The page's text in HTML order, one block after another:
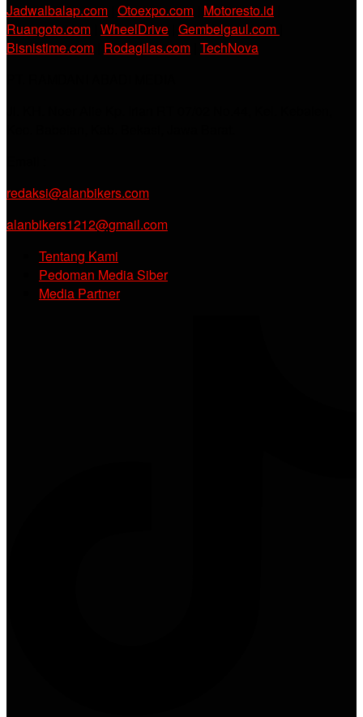
Jadwalbalap.com Otoexpo.com Motoresto.id
Ruangoto.com WheelDrive Gembelgaul.com
Bisnistime.com Rodagilas.com TechNova
redaksi@alanbikers.com
alanbikers1212@gmail.com
Tentang Kami
Pedoman Media Siber
Media Partner